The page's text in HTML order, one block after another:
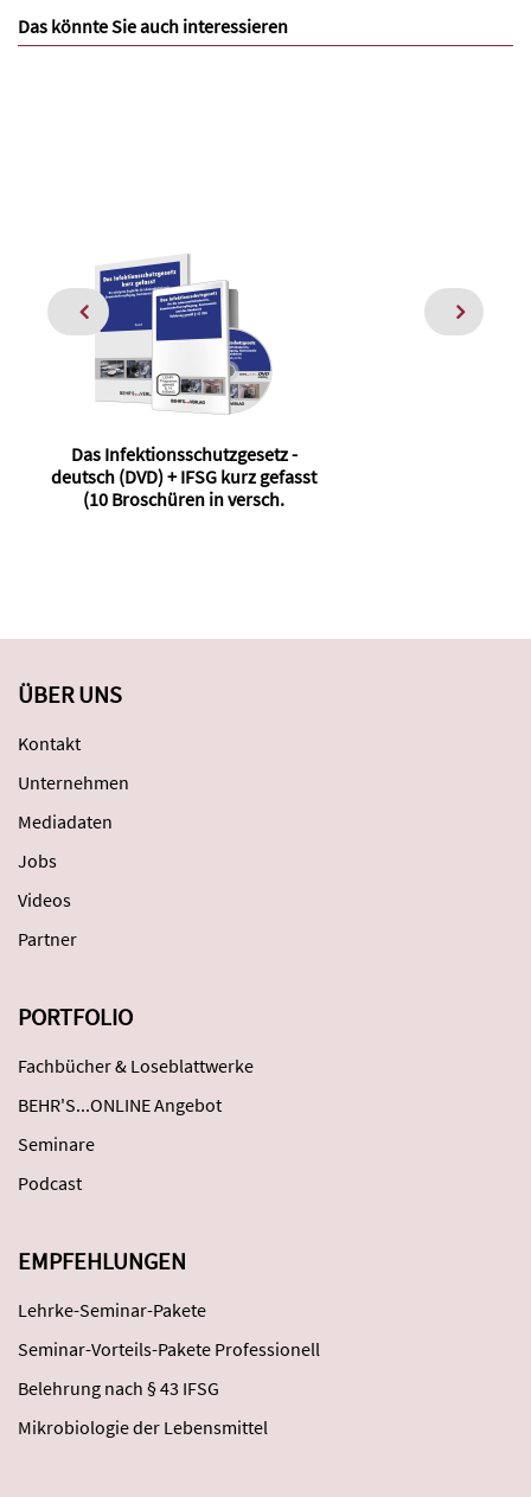
Das könnte Sie auch interessieren
Das Infektionsschutzgesetz -
deutsch (DVD) + IFSG kurz gefasst
(10 Broschüren in versch.
ÜBER UNS
Kontakt
Unternehmen
Mediadaten
Jobs
Videos
Partner
PORTFOLIO
Fachbücher & Loseblattwerke
BEHR'S...ONLINE Angebot
Seminare
Podcast
EMPFEHLUNGEN
Lehrke-Seminar-Pakete
Seminar-Vorteils-Pakete Professionell
Belehrung nach § 43 IFSG
Mikrobiologie der Lebensmittel